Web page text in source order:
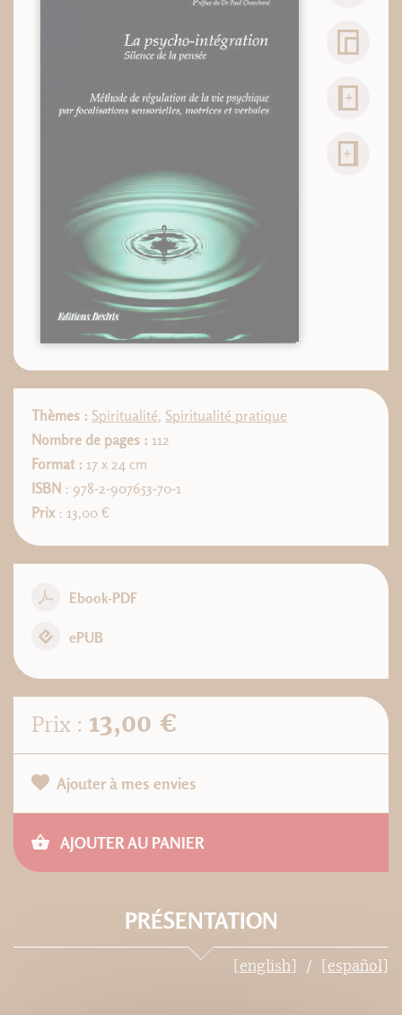
Thèmes : Spiritualité, Spiritualité pratique
Nombre de pages : 112
Format : 17 x 24 cm
ISBN : 978-2-907653-70-1
Prix : 13,00 €
Ebook-PDF
ePUB
Prix : 13,00 €
Ajouter à mes envies
AJOUTER AU PANIER
PRÉSENTATION
[english] [español]